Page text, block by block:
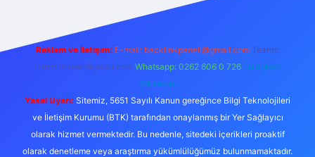
Reklam ve İletişim: E-mail: backlinkpaneli@gmail.com Teams:
forumhizmeti@gmail.com Whatsapp: 0262 606 0 726 Telegram:
@karabul
Yasal Uyarı: Sitemiz, 5651 Sayılı Kanun gereğince Bilgi Teknolojileri
ve İletişim Kurumu (BTK) tarafından onaylanmış bir Yer Sağlayıcı
olarak hizmet vermektedir. Bu nedenle, sitedeki içerikleri proaktif
olarak denetleme veya araştırma yükümlülüğümüz bulunmamaktadır.